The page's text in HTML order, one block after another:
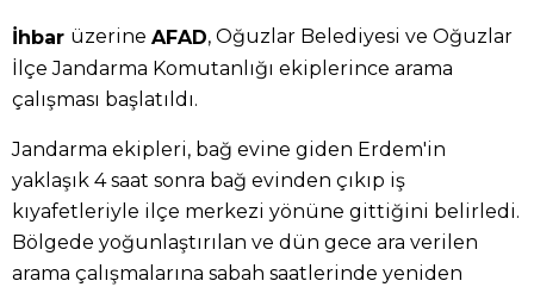
İhbar üzerine AFAD, Oğuzlar Belediyesi ve Oğuzlar
İlçe Jandarma Komutanlığı ekiplerince arama
çalışması başlatıldı.
Jandarma ekipleri, bağ evine giden Erdem'in
yaklaşık 4 saat sonra bağ evinden çıkıp iş
kıyafetleriyle ilçe merkezi yönüne gittiğini belirledi.
Bölgede yoğunlaştırılan ve dün gece ara verilen
arama çalışmalarına sabah saatlerinde yeniden